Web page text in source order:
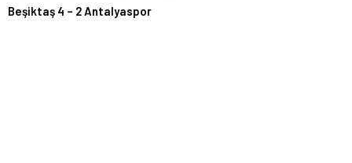
Beşiktaş 4 – 2 Antalyaspor